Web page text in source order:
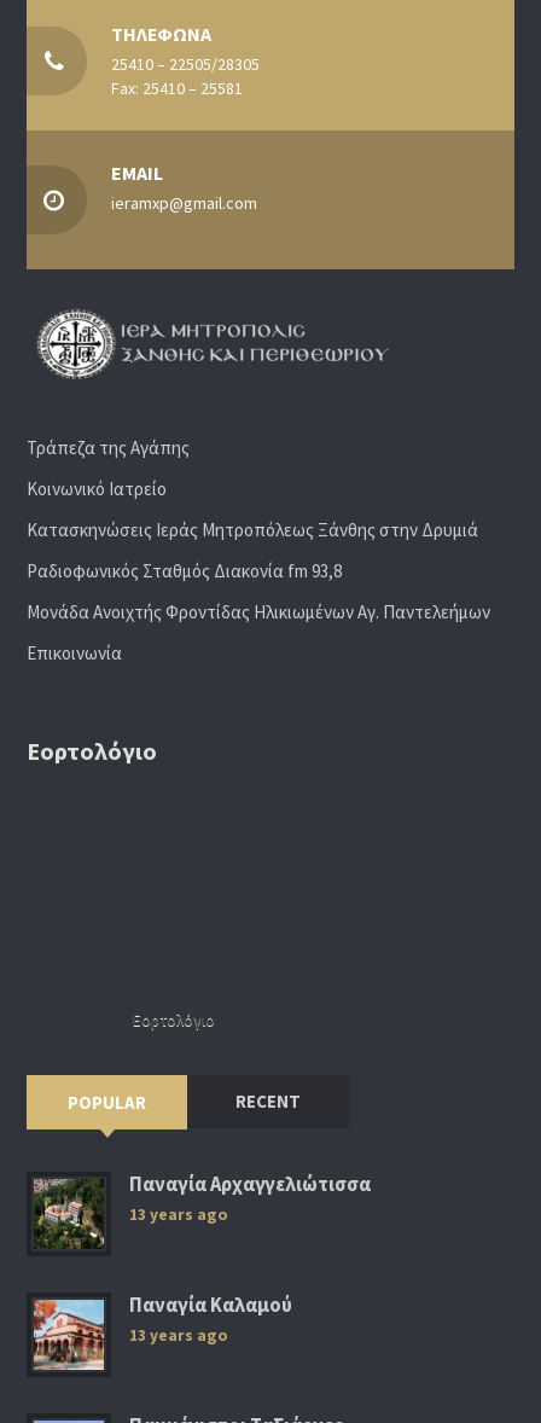
ΤΗΛΕΦΩΝΑ
25410 – 22505/28305
Fax: 25410 – 25581
EMAIL
ieramxp@gmail.com
Τράπεζα της Αγάπης
Κοινωνικό Ιατρείο
Κατασκηνώσεις Ιεράς Μητροπόλεως Ξάνθης στην Δρυμιά
Ραδιoφωνικός Σταθμός Διακονία fm 93,8
Μονάδα Ανοιχτής Φροντίδας Ηλικιωμένων Αγ. Παντελεήμων
Επικοινωνία
Εορτολόγιο
Εορτολόγιο
POPULAR RECENT
Παναγία Αρχαγγελιώτισσα
13 years ago
Παναγία Καλαμού
13 years ago